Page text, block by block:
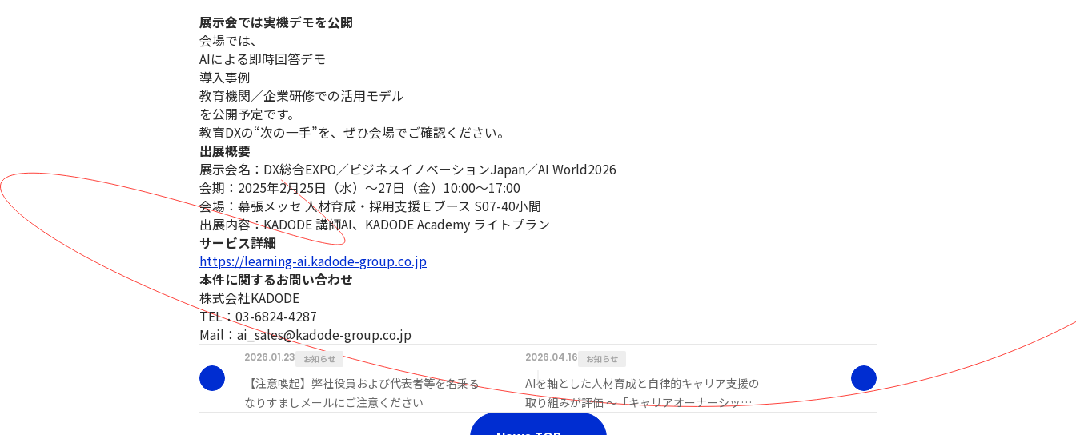
展示会では実機デモを公開
会場では、
AIによる即時回答デモ
導入事例
教育機関／企業研修での活用モデル
を公開予定です。
教育DXの“次の一手”を、ぜひ会場でご確認ください。
出展概要
展示会名：DX総合EXPO／ビジネスイノベーションJapan／AI World2026
会期：2025年2月25日（水）～27日（金）10:00～17:00
会場：幕張メッセ 人材育成・採用支援Ｅブース S07-40小間
出展内容：KADODE 講師AI、KADODE Academy ライトプラン
サービス詳細
https://learning-ai.kadode-group.co.jp
本件に関するお問い合わせ
株式会社KADODE
TEL：03-6824-4287
Mail：ai_sales@kadode-group.co.jp
2026.01.23 お知らせ
【注意喚起】弊社役員および代表者等を名乗る
なりすましメールにご注意ください
2026.04.16 お知らせ
AIを軸とした人材育成と自律的キャリア支援の
取り組みが評価 ～「キャリアオーナーシップ
経営 AWARD 2026」優秀賞を受賞～